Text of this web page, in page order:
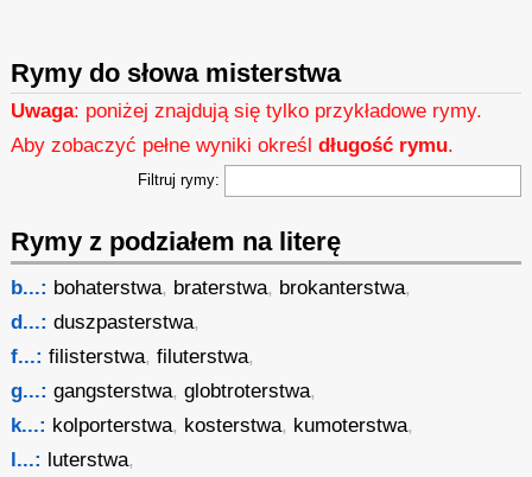
Rymy do słowa misterstwa
Uwaga: poniżej znajdują się tylko przykładowe rymy.
Aby zobaczyć pełne wyniki określdługość rymu.
Filtruj rymy:
Rymy z podziałem na literę
b...: bohaterstwa, braterstwa, brokanterstwa,
d...: duszpasterstwa,
f...: filisterstwa,filuterstwa,
g...: gangsterstwa,globtroterstwa,
k...: kolporterstwa, kosterstwa, kumoterstwa,
l...: luterstwa,